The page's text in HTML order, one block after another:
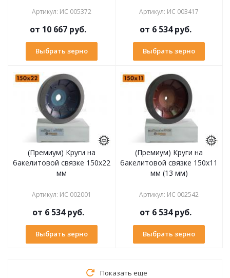
Артикул: ИС 005372
от 10 667 руб.
Выбрать зерно
Артикул: ИС 003417
от 6 534 руб.
Выбрать зерно
(Премиум) Круги на
бакелитовой связке 150х22
мм
Артикул: ИС 002001
от 6 534 руб.
Выбрать зерно
(Премиум) Круги на
бакелитовой связке 150х11
мм (13 мм)
Артикул: ИС 002542
от 6 534 руб.
Выбрать зерно
Показать еще